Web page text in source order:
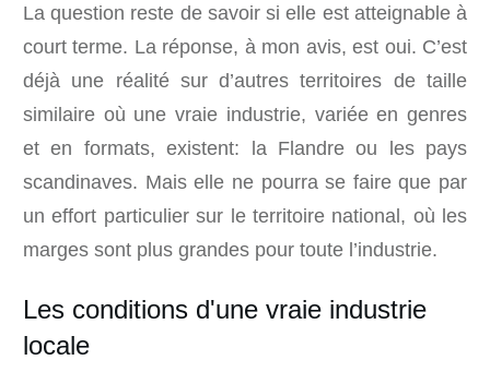
La question reste de savoir si elle est atteignable à
court terme. La réponse, à mon avis, est oui. C’est
déjà une réalité sur d’autres territoires de taille
similaire où une vraie industrie, variée en genres
et en formats, existent: la Flandre ou les pays
scandinaves. Mais elle ne pourra se faire que par
un effort particulier sur le territoire national, où les
marges sont plus grandes pour toute l’industrie.
Les conditions d'une vraie industrie
locale